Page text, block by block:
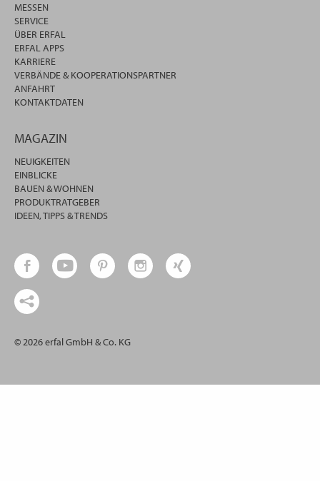
MESSEN
SERVICE
ÜBER ERFAL
ERFAL APPS
KARRIERE
VERBÄNDE & KOOPERATIONSPARTNER
ANFAHRT
KONTAKTDATEN
MAGAZIN
NEUIGKEITEN
EINBLICKE
BAUEN & WOHNEN
PRODUKTRATGEBER
IDEEN, TIPPS & TRENDS
© 2026 erfal GmbH & Co. KG